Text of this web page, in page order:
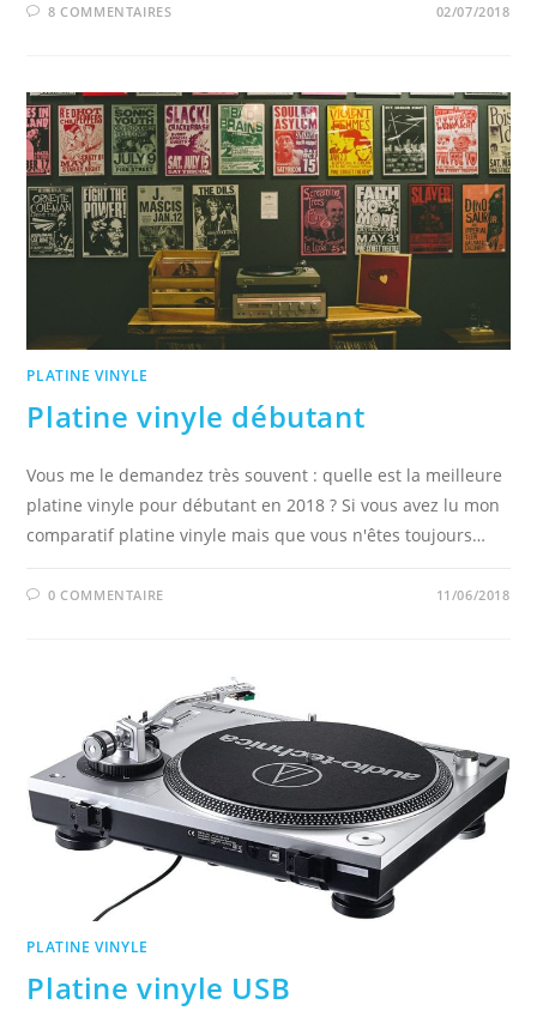
8 COMMENTAIRES 02/07/2018
PLATINE VINYLE
Platine vinyle débutant
Vous me le demandez très souvent : quelle est la meilleure
platine vinyle pour débutant en 2018 ? Si vous avez lu mon
comparatif platine vinyle mais que vous n'êtes toujours…
0 COMMENTAIRE 11/06/2018
PLATINE VINYLE
Platine vinyle USB